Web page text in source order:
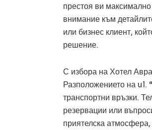
престоя ви
внимание към
или бизнес клиент,
решение.
С избора на Хотел
Разположението на ul.
транспортни връзки.
резервации или
приятелска